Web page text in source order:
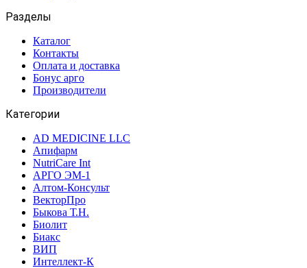
Разделы
Каталог
Контакты
Оплата и доставка
Бонус арго
Производители
Категории
AD MEDICINE LLC
Апифарм
NutriCare Int
АРГО ЭМ-1
Алтом-Консульт
ВекторПро
Быкова Т.Н.
Биолит
Биакс
ВИП
Интеллект-К